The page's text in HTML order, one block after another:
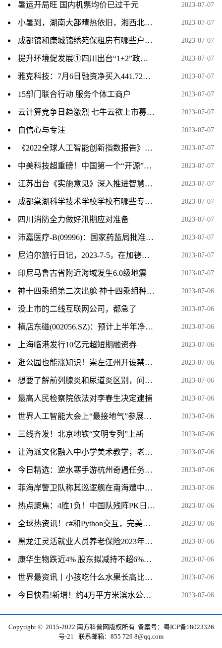
暑运开局旺 国内机票均价已过千元 2023-07-07
小暑到，湖南大部晴热依旧，湘西北局地有暴雨 2023-07-07
成都锦和康城锦绣苑保租房有哪些户型？ 2023-07-07
提升环境促发展①四川出台“1+2”政策体系 助力民营经济高质量发展 2023-07-07
雅克科技：7月6日融资净买入441.72万元，连续3日累计净买入2170.13万元 2023-07-07
15部门联合行动 服务个体工商户 2023-07-07
云计算竞争日趋激烈 七牛云欲上市募资扩大市场份额 2023-07-07
自信心与专注 2023-07-07
《2022全球人工智能创新指数报告》发布 中国人工智能发展成效显著 2023-07-07
中美科技超重磅！中国第一个“开源”桌面操作系统问世 挑战微软、苹果全球市占率 2023-07-07
江苏出台《实施意见》深入推进智慧社区建设 2023-07-07
成都棠湖科学技术学校学校有哪些专业 学费怎么收 2023-07-07
四川消防全力做好汛期应对准备 2023-07-07
沛嘉医疗-B(09996)：国家药监局批准DCwireTM微导丝注册申请 2023-07-07
尼泊尔旅行日记，2023-7-5，在加德满都的最后一天 2023-07-07
印尼马鲁古省附近海域发生6.0级地震 2023-07-07
神十四乘组第二次出舱 神十四乘组种的菜被吃了 基本情况讲解 2023-07-06
没上市的二线互联网公司，都急了 2023-07-06
横店东磁(002056.SZ)：预计上半年净利润同比增长48%～58% 2023-07-06
上海临港发行10亿元超短期融资券 2023-07-06
逛公园也能涨知识！崇左江州开设禁毒主题公园 2023-07-06
想要了解前列腺炎和尿道炎区别，问诊可以到江西抚州博大男科医院 2023-07-06
最高人民检察院依法对李春生决定逮捕 2023-07-06
世界人工智能大会上“最接地气”参展商：中西部县域数字就业中心组团亮相 2023-07-06
三线齐发！北京地铁“文明专列”上新 2023-07-06
让海派文化融入中小学美术教学，老师们这样说…… 2023-07-06
今日精选：逆水寒手游杭州奇遇任务视频攻略分享 2023-07-06
菲海岸警卫队称其巡逻舰在南海遭中国海警船“危险阻挠”，外交部回应 天天热讯 2023-07-06
热点聚焦：4胜1负！中国队残阵PK日本全主力，男单爆冷出局、男双全军覆没 2023-07-06
全球热资讯！c#和Python交互，完美解决Python调用OpenCV等第三方库以及分发时需配置python环境的问题 2023-07-06
黑龙江灵活就业人员养老保险2023年缴费标准是多少 全球报资讯 2023-07-06
康华生物跌近4% 股东拟减持不超6%股份 2023-07-06
世界最资讯丨小孩吃什么水果长高比较好啊? 2023-07-06
今日快看!新增！约4万平方米滨水公园，就在这里！ 2023-07-06
Copyright © 2015-2022 南方科普网版权所有 备案号： 粤ICP备18023326
号-21 联系邮箱：855 729 8@qq.com